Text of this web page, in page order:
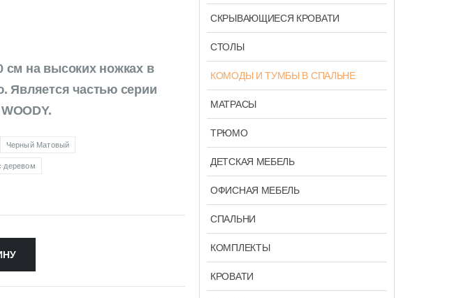
см на высоких ножках в
Является частью серии
Черный Матовый
деревом
СКРЫВАЮЩИЕСЯ КРОВАТИ
СТОЛЫ
КОМОДЫ И ТУМБЫ В СПАЛЬНЕ
МАТРАСЫ
ТРЮМО
ДЕТСКАЯ МЕБЕЛЬ
ОФИСНАЯ МЕБЕЛЬ
СПАЛЬНИ
КОМПЛЕКТЫ
КРОВАТИ